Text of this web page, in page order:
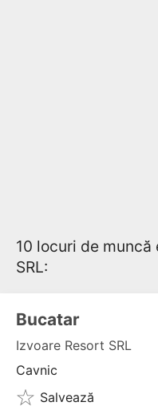
10 locuri de
SRL:
Bucatar
Izvoare Resort SRL
Cavnic
Salvează